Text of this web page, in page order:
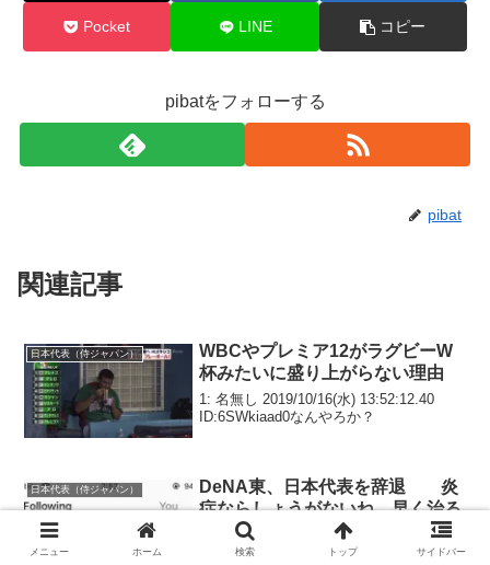
Pocket LINE コピー
pibatをフォローする
pibat
関連記事
日本代表（侍ジャパン）
WBCやプレミア12がラグビーW
杯みたいに盛り上がらない理由
1: 名無し 2019/10/16(水) 13:52:12.40
ID:6SWkiaad0なんやろか？
日本代表（侍ジャパン）
DeNA東、日本代表を辞退 炎
症ならしょうがないね 早く治る
といいね
1: 名無し 2018/10/18(木) 16:52:48.92
メニュー ホーム 検索 トップ サイドバー